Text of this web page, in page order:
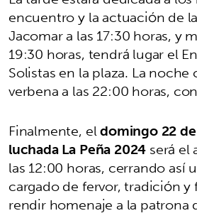
encuentro y la actuación de
Jacomar a las 17:30 horas, y
19:30 horas, tendrá lugar el
Solistas en la plaza. La
verbena a las 22:00 horas,
Finalmente, eldomingo 22
luchada La Peña 2024será
las 12:00 horas, cerrando así
cargado de fervor, tradición y
rendir homenaje a la patrona